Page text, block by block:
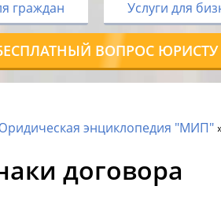
граждан Услуги для
ВОПРОС ЮРИСТУ
энциклопедия "МИП"
договора